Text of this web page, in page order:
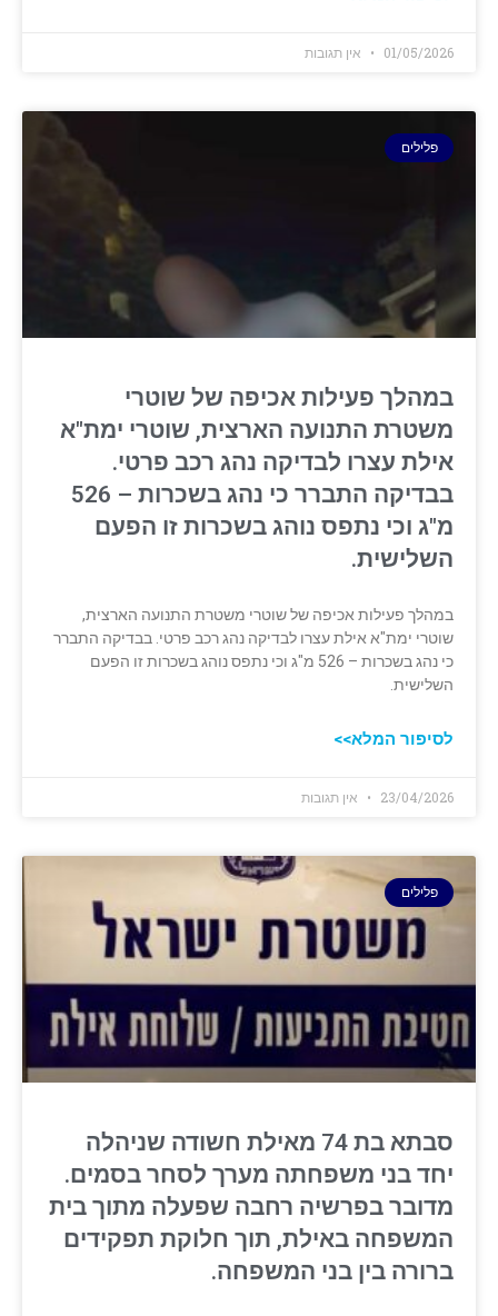
01/05/2026 אין תגובות
פלילים
במהלך פעילות אכיפה של שוטרי
משטרת התנועה הארצית, שוטרי ימת"א
אילת עצרו לבדיקה נהג רכב פרטי.
בבדיקה התברר כי נהג בשכרות – 526
מ"ג וכי נתפס נוהג בשכרות זו הפעם
השלישית.
במהלך פעילות אכיפה של שוטרי משטרת התנועה הארצית,
שוטרי ימת"א אילת עצרו לבדיקה נהג רכב פרטי. בבדיקה התברר
כי נהג בשכרות – 526 מ"ג וכי נתפס נוהג בשכרות זו הפעם
השלישית.
לסיפור המלא>>
23/04/2026 אין תגובות
פלילים
סבתא בת 74 מאילת חשודה שניהלה
יחד בני משפחתה מערך לסחר בסמים.
מדובר בפרשיה רחבה שפעלה מתוך בית
המשפחה באילת, תוך חלוקת תפקידים
ברורה בין בני המשפחה.